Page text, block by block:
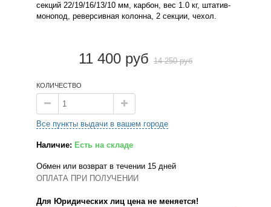
секций 22/19/16/13/10 мм, карбон, вес 1.0 кг, штатив-
монопод, реверсивная колонна, 2 секции, чехол.
11 400 руб 14 250 руб
КОЛИЧЕСТВО
Все пункты выдачи в вашем городе
Наличие: Есть на складе
Обмен или возврат в течении 15 дней
ОПЛАТА ПРИ ПОЛУЧЕНИИ
Для Юридических лиц цена не меняется!